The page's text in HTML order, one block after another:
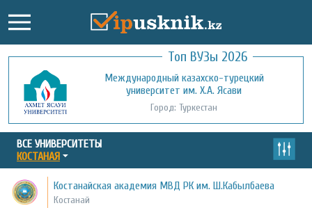
Топ ВУЗы 2026
Международный казахско-турецкий
университет им. Х.А. Ясави
Город: Туркестан
Кызылординский открытый
университет
Город: Кызылорда
ВСЕ УНИВЕРСИТЕТЫ
КОСТАНАЯ
Костанайская академия МВД РК им. Ш.Кабылбаева
Костанай